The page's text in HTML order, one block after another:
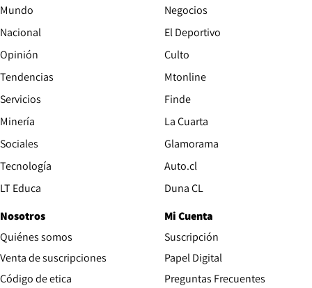
Mundo
Nacional
Opinión
Tendencias
Servicios
Minería
Sociales
Tecnología
LT Educa
Negocios
El Deportivo
Culto
Mtonline
Finde
La Cuarta
Glamorama
Auto.clOpens in new window
Duna CLOpens in new window
Nosotros
Quiénes somos
Venta de suscripciones
Código de etica Opens in new window
Mi Cuenta
Suscripción
Papel DigitalOpens in new
Preguntas Frecuentes